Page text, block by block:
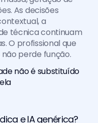
As decisões
a
técnica continuam
O profissional que
perde função.
não é substituído
e IA genérica?